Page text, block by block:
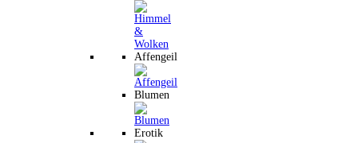
Affengeil
Blumen
Erotik